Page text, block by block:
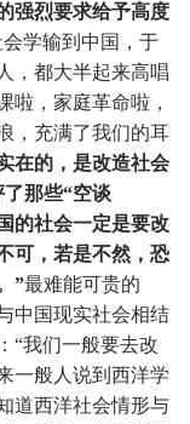
强烈要求给予高度
学输到中国，于
，都大半起来高唱
啦，家庭革命啦，
，充满了我们的耳
在的，是改造社会
那些“空谈
的社会一定是要改
可，若是不然，恐
”最难能可贵的
中国现实社会相结
“我们一般要去改
一般人说到西洋学
道西洋社会情形与